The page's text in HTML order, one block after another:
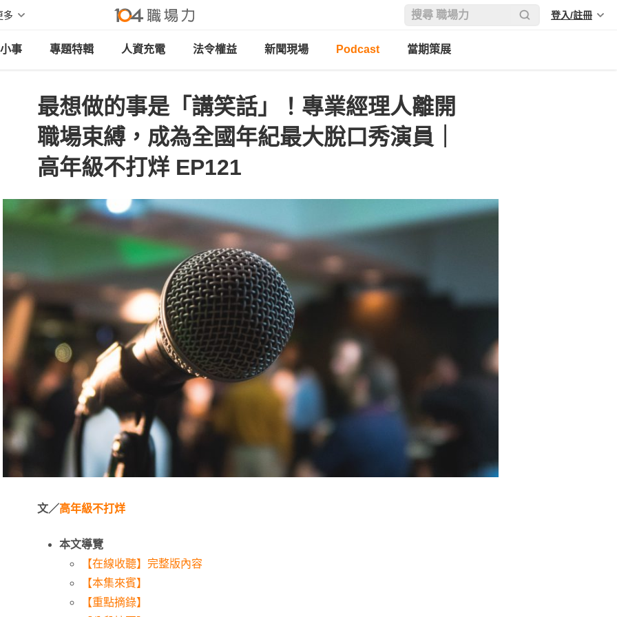
多 登入/註冊
事 專題特輯 人資充電 法令權益 新聞現場 Podcast 當期策展
最想做的事是「講笑話」！專業經理人離開
職場束縛，成為全國年紀最大脫口秀演員｜
高年級不打烊 EP121
文／高年級不打烊
本文導覽
【在線收聽】完整版內容
【本集來賓】
【重點摘錄】